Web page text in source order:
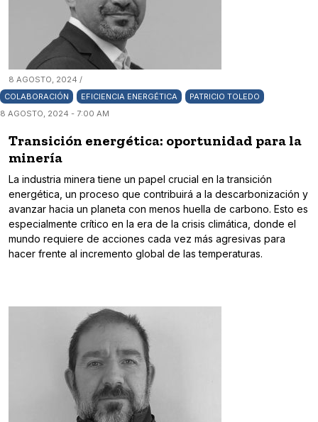
8 AGOSTO, 2024 /
COLABORACIÓN
EFICIENCIA ENERGÉTICA
PATRICIO TOLEDO
8 AGOSTO, 2024 - 7:00 AM
Transición energética: oportunidad para la
minería
La industria minera tiene un papel crucial en la transición
energética, un proceso que contribuirá a la descarbonización y
avanzar hacia un planeta con menos huella de carbono. Esto es
especialmente crítico en la era de la crisis climática, donde el
mundo requiere de acciones cada vez más agresivas para
hacer frente al incremento global de las temperaturas.